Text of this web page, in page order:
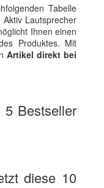
Tabelle
Lautsprecher
Ihnen einen
Produktes. Mit
Artikel direkt bei
5 Bestseller
diese 10